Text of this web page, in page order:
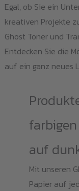
Egal, ob Sie ein
kreativen Projekte
Ghost Toner und
Entdecken Sie die
auf ein ganz neues
auf
Mit unseren
Papier auf